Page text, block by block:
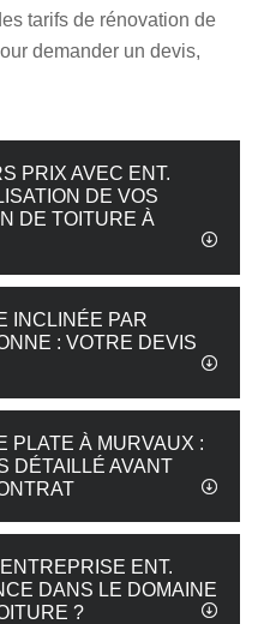
tarifs de rénovation de
demander un devis,
PRIX AVEC ENT.
DE VOS
DE TOITURE À
INCLINÉE PAR
: VOTRE DEVIS
PLATE À MURVAUX :
DÉTAILLÉ AVANT
ENT.
DANS LE DOMAINE
?